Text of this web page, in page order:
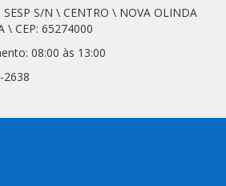
S/N \ CENTRO \ NOVA OLINDA
\ CEP: 65274000
08:00 às 13:00
2638